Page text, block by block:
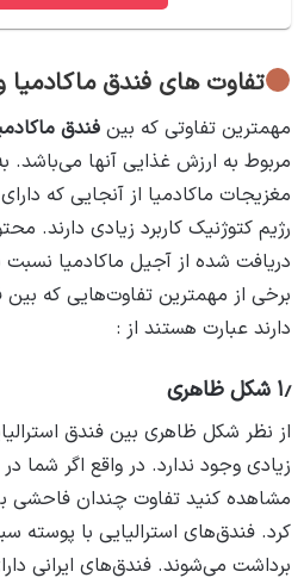
تفاوت های فندق ماکادمیا
مهمترین تفاوتی که بین فندق
مربوط به ارزش غذایی آنها می‌باشد.
مغزیجات ماکادمیا از آنجایی که
رژیم کتوژنیک کاربرد زیادی دارند.
دریافت شده از آجیل ماکادمیا نسبت
برخی از مهمترین تفاوت‌هایی که بین
دارند عبارت هستند از :
۱٫ شکل ظاهری
از نظر شکل ظاهری بین فندق
زیادی وجود ندارد. در واقع اگر شما
مشاهده کنید تفاوت چندان فاحشی
کرد. فندق‌های استرالیایی با پوسته
برداشت می‌شوند. فندق‌های ایرانی